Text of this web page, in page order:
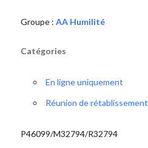
Groupe : AA Humilité
Catégories
En ligne uniquement
Réunion de rétablissement
P46099/M32794/R32794